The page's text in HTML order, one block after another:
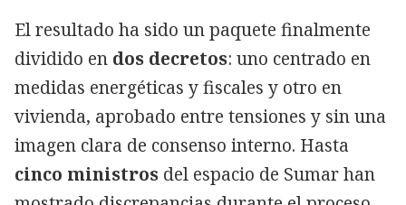
El resultado ha sido un paquete finalmente
dividido en dos decretos: uno centrado en
medidas energéticas y fiscales y otro en
vivienda, aprobado entre tensiones y sin una
imagen clara de consenso interno. Hasta
cinco ministros del espacio de Sumar han